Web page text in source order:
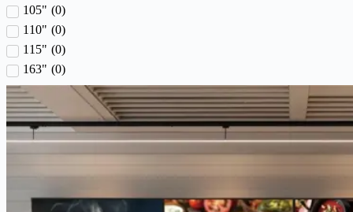
105" (0)
110" (0)
115" (0)
163" (0)